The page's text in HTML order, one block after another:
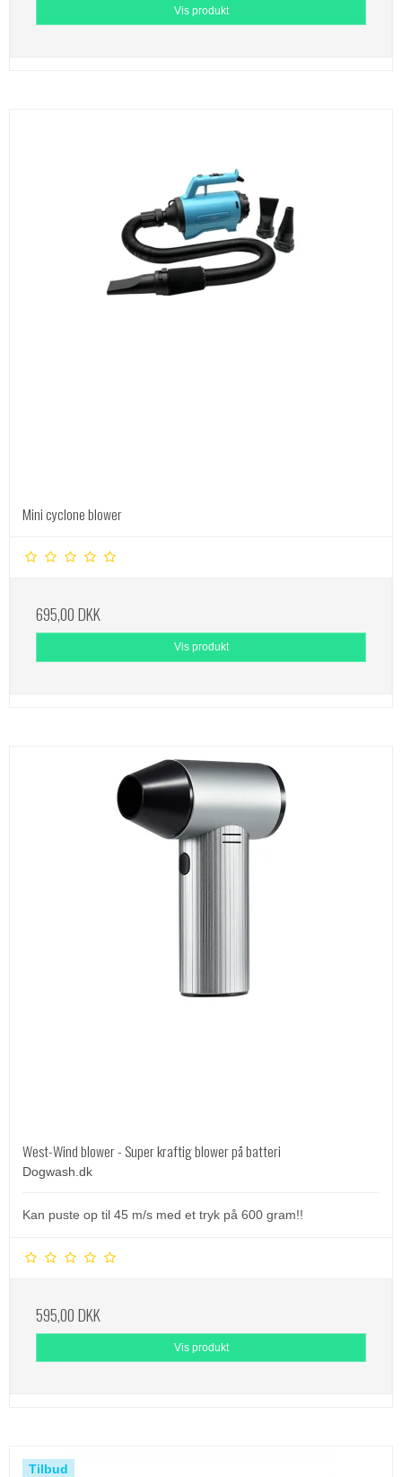
Vis produkt
Mini cyclone blower
695,00 DKK
Vis produkt
West-Wind blower - Super kraftig blower på batteri
Dogwash.dk
Kan puste op til 45 m/s med et tryk på 600 gram!!
595,00 DKK
Vis produkt
Tilbud